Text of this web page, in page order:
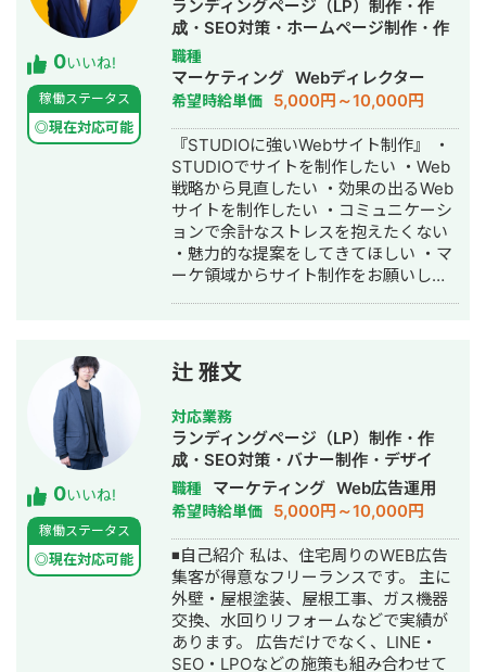
サイト評価の集中 ・ドメイン配下に小
学生の親御さんをターゲットにしたコ
ラムメディアの立ち上げ ・経験者であ
るママさんライターを小学校の周りで
チラシを配って募集 ▶️結果 ・ECサイ
ト本体が移行に伴いアクセスを150%
増。 ・オウンドメディアも1年で月次8
万アクセスまで成長 ・年次で4000万
円規模のインパクトを創出。 ▶️反省点
・メディアを立ち上げて安定して集客
できたものの、キッズ携帯自体が購入
まで判断に時間がかかる商材だったた
め、メルマガ施策やLINE施策もあわせ
て実行すべきであったと反省。 実績
立ち上げ、中小企業診断士の講座への
げ。1年間運用したところ企業メディア
等からの被リンクが獲得できたため、
仮想通貨系のキーワードのカテゴリを
作ってコンテンツを投下したところ、
ビッグキーワードで上位獲得を実現
（現在は完全に死んだため、月1万円の
アドセンス収益に甘んじています） ▶️
施策 ・ビジュアルリッチな図解コンテ
ンツを制作（1記事当たり10枚近くの図
解を入れた記事もあり） ・内部リンク
構造とトピッククラスターを意識 ▶️結
果 ・個人でもメディアを運用して月次
総SNSコンサル50件以上 ③具体的に
行っていること ・SNSを使用した集客
導線設計 ・SNSアカウント集客(採用)
設計 ・動画や画像コンテンツ生成 ・コ
ンテンツ企画立案 ・コンテンツ台本作
成 ・サムネイル画像作成 ・動画制作、
編集 ・アナリティクス分析
0いいね!
稼働ステータス
◎現在対応可能
ランディングページ（LP）制作・作
成・SEO対策・ホームページ制作・作
成・動画制作・動画編集
職種
マーケティング Webディレクター
希望時給単価 5,000円～10,000円
『STUDIOに強いWebサイト制作』 ・
STUDIOでサイトを制作したい ・Web
戦略から見直したい ・効果の出るWeb
サイトを制作したい ・コミュニケーシ
ョンで余計なストレスを抱えたくない
・魅力的な提案をしてきてほしい ・マ
ーケ領域からサイト制作をお願いした
Webサイト制作で、集客に貢献するサ
イトを作成します。 他社との違い ・累
計200社以上のWebマーケティングを
支援 ・集客できるサイト設計のガイド
ラインを持っている ・倍率30倍以上の
厳しい選考基準で品質を担保 ・365日
対応可能なサポート体制を実現 ・制作
だけでなく戦略・設計・運用・改善ま
で対応 ・自社がSEO・MEO・SNSで集
客活動 ・営業マンを雇用せず品質向上
に注力 会社概要
https://regalonico.com キャリア Web
業界 7年目 Web制作会社3年勤務
⇨2021年独立開業⇨2022年法人化
2024年4月 STUDIOエキスパートシル
0いいね!
稼働ステータス
◎現在対応可能
辻 雅文
対応業務
ランディングページ（LP）制作・作
成・SEO対策・バナー制作・デザイ
ン・リスティング広告運用代行
職種 マーケティング Web広告運用
希望時給単価 5,000円～10,000円
◾️自己紹介 私は、住宅周りのWEB広告
集客が得意なフリーランスです。 主に
外壁・屋根塗装、屋根工事、ガス機器
交換、水回りリフォームなどで実績が
あります。 広告だけでなく、LINE・
SEO・LPOなどの施策も組み合わせて